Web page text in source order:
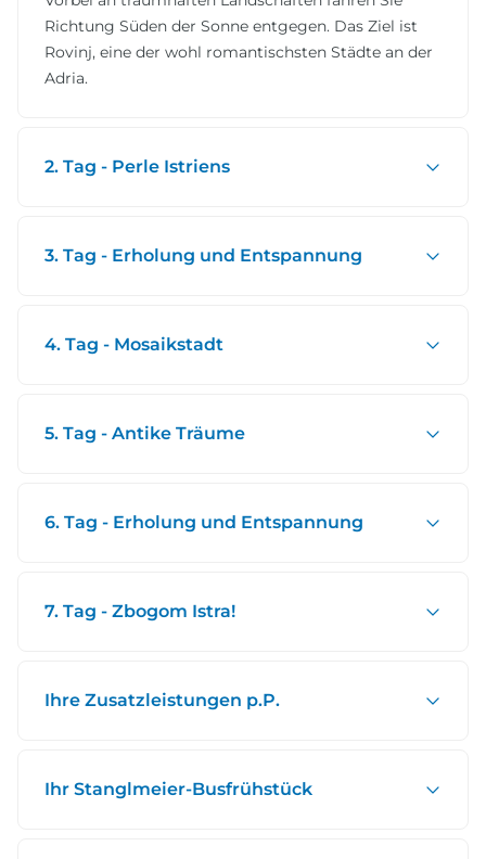
Richtung Süden der Sonne entgegen. Das Ziel ist
Rovinj, eine der wohl romantischsten Städte an der
Adria.
2. Tag - Perle Istriens
3. Tag - Erholung und Entspannung
4. Tag - Mosaikstadt
5. Tag - Antike Träume
6. Tag - Erholung und Entspannung
7. Tag - Zbogom Istra!
Ihre Zusatzleistungen p.P.
Ihr Stanglmeier-Busfrühstück